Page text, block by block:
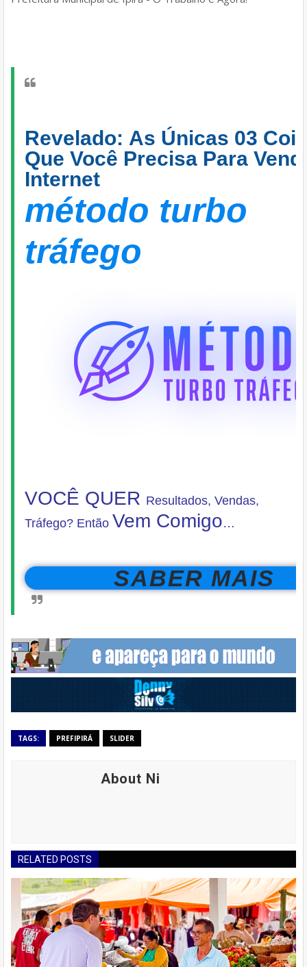
Revelado: As Únicas 03
Que Você Precisa Para
Internet
método turbo
tráfego
VOCÊ QUER Resultados, Vendas,
Tráfego? Então Vem Comigo…
SABER MAIS
TAGS: PREFIPIRÁ SLIDER
About Ni
RELATED POSTS